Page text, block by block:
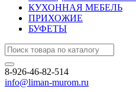
КУХОННАЯ МЕБЕЛЬ
ПРИХОЖИЕ
БУФЕТЫ
8-926-46-82-514
info@liman-murom.ru